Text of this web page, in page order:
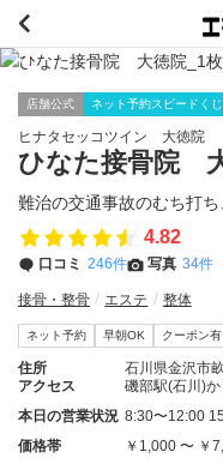
店舗公式 ネット予約スピードく
ヒナタセッコツイン 大徳院
ひなた接骨院
難治の交通事故のむち打
4.82
口コミ 246件 写真 34件
接骨・整骨 エステ 整体
ネット予約 早朝OK クーポン有
住所
石川県金沢市
アクセス
磯部駅(石川)
本日の営業状況 8:30〜12:00
価格帯
￥1,000 〜 ￥